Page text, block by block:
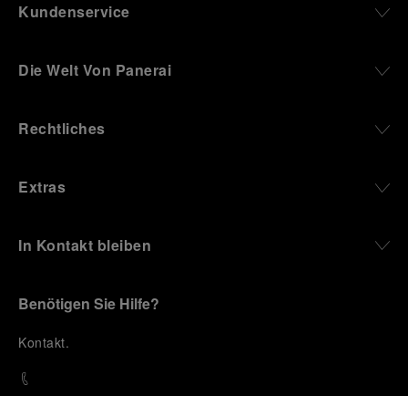
Kundenservice
Die Welt Von Panerai
Rechtliches
Extras
In Kontakt bleiben
Benötigen Sie Hilfe?
Kontakt.